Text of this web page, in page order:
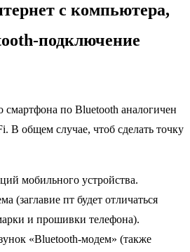
с компьютера,
подключение
смартфона по Bluetooth аналогичен
В общем случае, чтоб сделать точку
мобильного устройства.
(заглавие пт будет отличаться
и прошивки телефона).
«Bluetooth-модем» (также